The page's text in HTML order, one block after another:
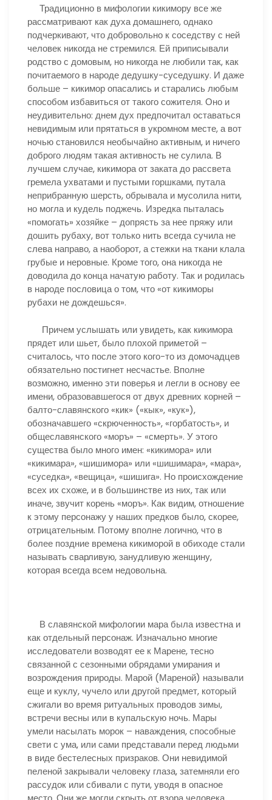
Традиционно в мифологии кикимору все же
рассматривают как духа домашнего, однако
подчеркивают, что добровольно к соседству с ней
человек никогда не стремился. Ей приписывали
родство с домовым, но никогда не любили так, как
почитаемого в народе дедушку-суседушку. И даже
больше – кикимор опасались и старались любым
способом избавиться от такого сожителя. Оно и
неудивительно: днем дух предпочитал оставаться
невидимым или прятаться в укромном месте, а вот
ночью становился необычайно активным, и ничего
доброго людям такая активность не сулила. В
лучшем случае, кикимора от заката до рассвета
гремела ухватами и пустыми горшками, путала
неприбранную шерсть, обрывала и мусолила нити,
но могла и кудель поджечь. Изредка пыталась
«помогать» хозяйке – допрясть за нее пряжу или
дошить рубаху, вот только нить всегда сучила не
слева направо, а наоборот, а стежки на ткани клала
грубые и неровные. Кроме того, она никогда не
доводила до конца начатую работу. Так и родилась
в народе пословица о том, что «от кикиморы
рубахи не дождешься».
Причем услышать или увидеть, как кикимора
прядет или шьет, было плохой приметой –
считалось, что после этого кого-то из домочадцев
обязательно постигнет несчастье. Вполне
возможно, именно эти поверья и легли в основу ее
имени, образовавшегося от двух древних корней –
балто-славянского «кик» («кык», «кук»),
обозначавшего «скрюченность», «горбатость», и
общеславянского «моръ» – «смерть». У этого
существа было много имен: «кикимора» или
«кикимара», «шишимора» или «шишимара», «мара»,
«суседка», «вещица», «шишига». Но происхождение
всех их схоже, и в большинстве из них, так или
иначе, звучит корень «моръ». Как видим, отношение
к этому персонажу у наших предков было, скорее,
отрицательным. Потому вполне логично, что в
более поздние времена кикиморой в обиходе стали
называть сварливую, занудливую женщину,
которая всегда всем недовольна.
В славянской мифологии мара была известна и
как отдельный персонаж. Изначально многие
исследователи возводят ее к Марене, тесно
связанной с сезонными обрядами умирания и
возрождения природы. Марой (Мареной) называли
еще и куклу, чучело или другой предмет, который
сжигали во время ритуальных проводов зимы,
встречи весны или в купальскую ночь. Мары
умели насылать морок – наваждения, способные
свети с ума, или сами представали перед людьми
в виде бестелесных призраков. Они невидимой
пеленой закрывали человеку глаза, затемняли его
рассудок или сбивали с пути, уводя в опасное